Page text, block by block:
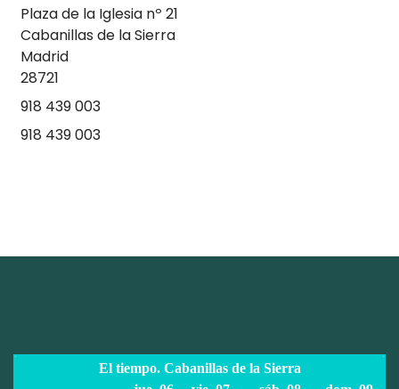
Plaza de la Iglesia nº 21
Cabanillas de la Sierra
Madrid
28721
918 439 003
918 439 003